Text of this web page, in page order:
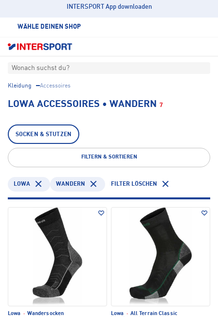
INTERSPORT App downloaden
WÄHLE DEINEN SHOP
Wonach suchst du?
Kleidung Accessoires
LOWA ACCESSOIRES • WANDERN 7
SOCKEN & STUTZEN
FILTERN & SORTIEREN
LOWA WANDERN FILTER LÖSCHEN
Lowa · Wandersocken
Lowa · All Terrain Classic